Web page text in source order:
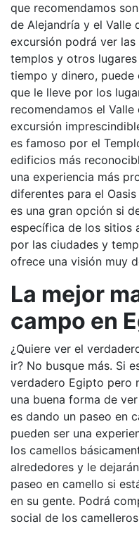
que recomendamos
de Alejandría y el Valle
excursión podrá ver
templos y otros
tiempo y dinero,
que le lleve por los
recomendamos el Valle
excursión
es famoso por el
edificios más
una experiencia más
diferentes para el
es una gran opción si
específica de los sitios
por las ciudades y
ofrece una visión muy
La mejor
campo en
¿Quiere ver el
ir? No busque más. Si
verdadero Egipto pero
una buena forma de
es dando un paseo en
pueden ser una
los camellos
alrededores y le
paseo en camello si
en su gente. Podrá
social de los